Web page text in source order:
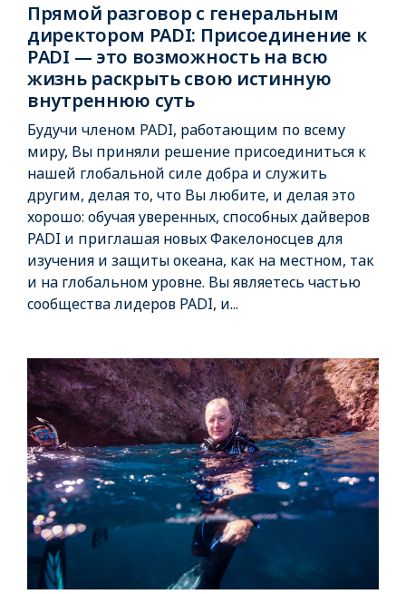
Прямой разговор с генеральным
директором PADI: Присоединение к
PADI — это возможность на всю
жизнь раскрыть свою истинную
внутреннюю суть
Будучи членом PADI, работающим по всему
миру, Вы приняли решение присоединиться к
нашей глобальной силе добра и служить
другим, делая то, что Вы любите, и делая это
хорошо: обучая уверенных, способных дайверов
PADI и приглашая новых Факелоносцев для
изучения и защиты океана, как на местном, так
и на глобальном уровне. Вы являетесь частью
сообщества лидеров PADI, и...